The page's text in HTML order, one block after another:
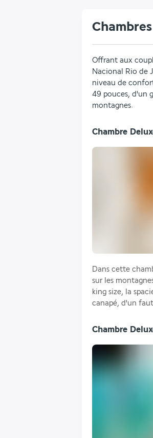
Chambres
Offrant aux
Nacional Rio de
niveau de
49 pouces, d'un
montagnes.
Chambre
Dans cette
sur les
king size, la
canapé, d'un
Chambre